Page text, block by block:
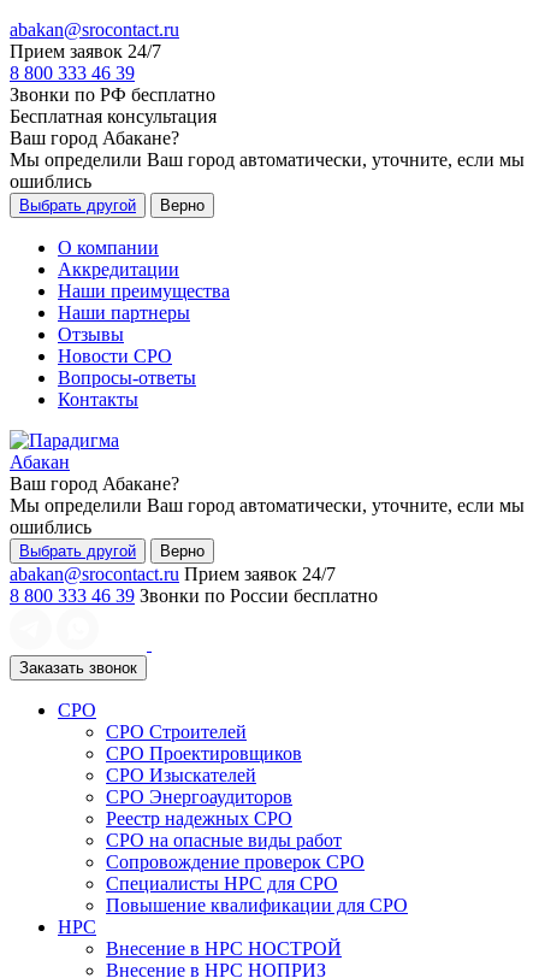
abakan@srocontact.ru
Прием заявок 24/7
8 800 333 46 39
Звонки по РФ бесплатно
Бесплатная консультация
Ваш город Абакане?
Мы определили Ваш город автоматически, уточните, если мы
ошиблись
Выбрать другой Верно
О компании
Аккредитации
Наши преимущества
Наши партнеры
Отзывы
Новости СРО
Вопросы-ответы
Контакты
Абакан
Ваш город Абакане?
Мы определили Ваш город автоматически, уточните, если мы
ошиблись
Выбрать другой Верно
abakan@srocontact.ru Прием заявок 24/7
8 800 333 46 39 Звонки по России бесплатно
Заказать звонок
СРО
СРО Строителей
СРО Проектировщиков
СРО Изыскателей
СРО Энергоаудиторов
Реестр надежных СРО
СРО на опасные виды работ
Сопровождение проверок СРО
Специалисты НРС для СРО
Повышение квалификации для СРО
НРС
Внесение в НРС НОСТРОЙ
Внесение в НРС НОПРИЗ